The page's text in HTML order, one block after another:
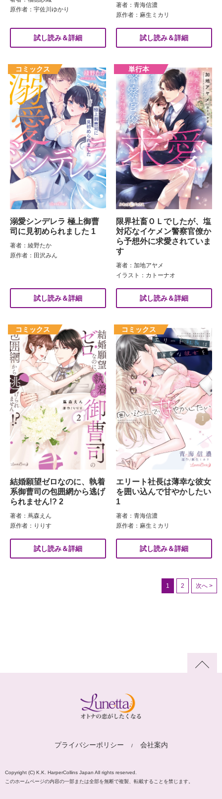
原作者：宇佐川ゆかり
試し読み＆詳細
著者：青海信濃
原作者：麻生ミカリ
試し読み＆詳細
溺愛シンデレラ 極上御曹
司に見初められました 1
著者：綾野たか
原作者：田沢みん
試し読み＆詳細
限界社畜ＯＬでしたが、塩
対応なイケメン警察官僚か
ら予想外に求愛されていま
す
著者：加地アヤメ
イラスト：カトーナオ
試し読み＆詳細
結婚願望ゼロなのに、執着
系御曹司の包囲網から逃げ
られません!? 2
著者：蔦森えん
原作者：りりす
試し読み＆詳細
エリート社長は薄幸な彼女
を囲い込んで甘やかしたい
1
著者：青海信濃
原作者：麻生ミカリ
試し読み＆詳細
1 2 次へ >
プライバシーポリシー 会社案内
Copyright (C) K.K. HarperCollins Japan All rights reserved.
このホームページの内容の一部または全部を無断で複製、転載することを禁じます。